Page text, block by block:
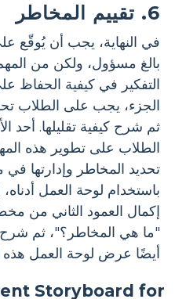
6. تقييم المخاطر
في النهاية، يجب أن
بالغ مسؤول، ولكن من
التفكير في كيفية الحفاظ
الجزء، يجب على الطلاب
ثم شرح كيفية تقليلها. أحد
الطلاب على تطوير هذه
تحديد المخاطر وإدارتها
باستخدام لوحة العمل
"ما هي المخاطر؟"، ثم شرح
أيضًا عرض لوحة العمل هذه